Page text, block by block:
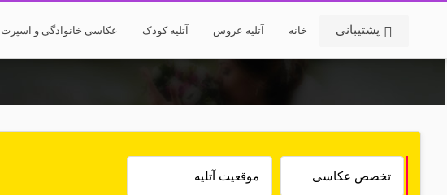
خانه آتلیه عروس آتلیه کودک عکاسی خانوادگی و اسپرت پشتیبانی